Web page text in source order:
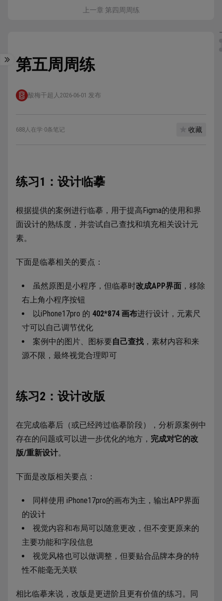
上一章 第四周周练
第五周周练
酸梅干超人 2026-06-01 发布
688人在学·0条笔记 收藏
练习1：设计临摹
根据提供的案例进行临摹，用于提高Figma的使用和界
面设计的熟练度，并尝试自己查找和填充相关设计元
素。
下面是临摹相关的要点：
虽然原图是小程序，但临摹时改成APP界面 ，移除
右上角小程序按钮
以iPhone17pro 的 402*874 画布进行设计，元素尺
寸可以自己调节优化
案例中的图片、图标要自己查找 ，素材内容和来
源不限，最终视觉合理即可
练习2：设计改版
在完成临摹后（或已经跨过临摹阶段），分析原案例中
存在的问题或可以进一步优化的地方， 完成对它的改
版/重新设计。
下面是改版相关要点：
同样使用 iPhone17pro的画布为主，输出APP界面
的设计
视觉内容和布局可以随意更改，但不变更原来的
主要功能和字段信息
视觉风格也可以做调整，但要贴合品牌本身的特
性不能毫无关联
相比临摹来说，改版是更进阶且更有价值的练习。同